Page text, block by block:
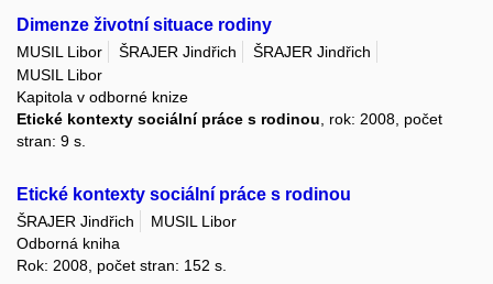
Dimenze životní situace rodiny
MUSIL Libor ŠRAJER Jindřich
ŠRAJER Jindřich
MUSIL Libor
Kapitola v odborné knize
Etické kontexty sociální práce s rodinou , rok: 2008, počet
stran: 9 s.
Etické kontexty sociální práce s rodinou
ŠRAJER Jindřich
MUSIL Libor
Odborná kniha
Rok: 2008, počet stran: 152 s.